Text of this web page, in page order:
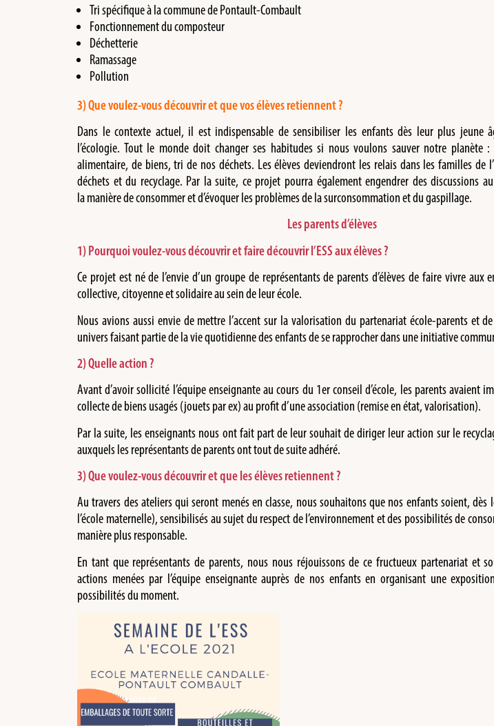
Tri spécifique à la commune de Pontault-Combault
Fonctionnement du composteur
Déchetterie
Ramassage
Pollution
3) Que voulez-vous découvrir et que vos élèves retiennent ?
Dans le contexte actuel, il est indispensable de sensibiliser les enfants dès leur plus jeune
l’écologie. Tout le monde doit changer ses habitudes si nous voulons sauver notre planète :
alimentaire, de biens, tri de nos déchets. Les élèves deviendront les relais dans les familles de
déchets et du recyclage. Par la suite, ce projet pourra également engendrer des discussions
la manière de consommer et d’évoquer les problèmes de la surconsommation et du gaspillage.
Les parents d’élèves
1) Pourquoi voulez-vous découvrir et faire découvrir l’ESS aux élèves ?
Ce projet est né de l’envie d’un groupe de représentants de parents d’élèves de faire vivre aux
collective, citoyenne et solidaire au sein de leur école.
Nous avions aussi envie de mettre l’accent sur la valorisation du partenariat école-parents et
univers faisant partie de la vie quotidienne des enfants de se rapprocher dans une initiative
2) Quelle action ?
Avant d’avoir sollicité l’équipe enseignante au cours du 1er conseil d’école, les parents avaient
collecte de biens usagés (jouets par ex) au profit d’une association (remise en état, valorisation).
Par la suite, les enseignants nous ont fait part de leur souhait de diriger leur action sur le
auxquels les représentants de parents ont tout de suite adhéré.
3) Que voulez-vous découvrir et que les élèves retiennent ?
Au travers des ateliers qui seront menés en classe, nous souhaitons que nos enfants soient, dès
l’école maternelle), sensibilisés au sujet du respect de l’environnement et des possibilités de
manière plus responsable.
En tant que représentants de parents, nous nous réjouissons de ce fructueux partenariat et
actions menées par l’équipe enseignante auprès de nos enfants en organisant une
possibilités du moment.